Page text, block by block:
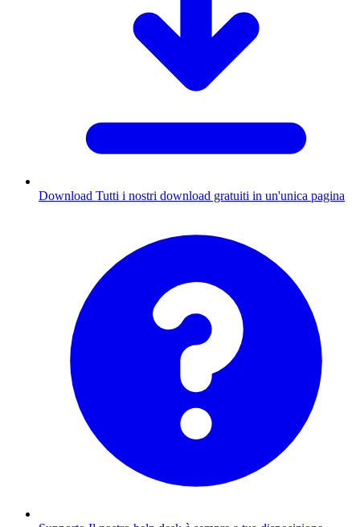
Download Tutti i nostri download gratuiti in un'unica pagina